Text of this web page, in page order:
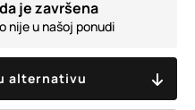
je završena
nije u našoj ponudi
alternativu